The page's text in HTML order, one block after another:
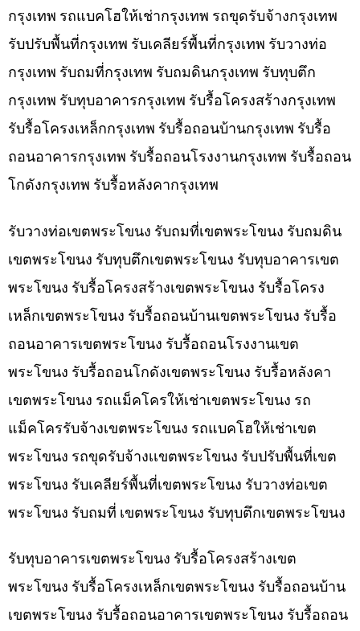
กรุงเทพ รถแบคโฮให้เช่ากรุงเทพ รถขุดรับจ้างกรุงเทพ
รับปรับพื้นที่กรุงเทพ รับเคลียร์พื้นที่กรุงเทพ รับวางท่อ
กรุงเทพ รับถมที่กรุงเทพ รับถมดินกรุงเทพ รับทุบตึก
กรุงเทพ รับทุบอาคารกรุงเทพ รับรื้อโครงสร้างกรุงเทพ
รับรื้อโครงเหล็กกรุงเทพ รับรื้อถอนบ้านกรุงเทพ รับรื้อ
ถอนอาคารกรุงเทพ รับรื้อถอนโรงงานกรุงเทพ รับรื้อถอน
โกดังกรุงเทพ รับรื้อหลังคากรุงเทพ
รับวางท่อเขตพระโขนง รับถมที่เขตพระโขนง รับถมดิน
เขตพระโขนง รับทุบตึกเขตพระโขนง รับทุบอาคารเขต
พระโขนง รับรื้อโครงสร้างเขตพระโขนง รับรื้อโครง
เหล็กเขตพระโขนง รับรื้อถอนบ้านเขตพระโขนง รับรื้อ
ถอนอาคารเขตพระโขนง รับรื้อถอนโรงงานเขต
พระโขนง รับรื้อถอนโกดังเขตพระโขนง รับรื้อหลังคา
เขตพระโขนง รถแม็คโครให้เช่าเขตพระโขนง รถ
แม็คโครรับจ้างเขตพระโขนง รถแบคโฮให้เช่าเขต
พระโขนง รถขุดรับจ้างเเขตพระโขนง รับปรับพื้นที่เขต
พระโขนง รับเคลียร์พื้นที่เขตพระโขนง รับวางท่อเขต
พระโขนง รับถมที่ เขตพระโขนง รับทุบตึกเขตพระโขนง
รับทุบอาคารเขตพระโขนง รับรื้อโครงสร้างเขต
พระโขนง รับรื้อโครงเหล็กเขตพระโขนง รับรื้อถอนบ้าน
เขตพระโขนง รับรื้อถอนอาคารเขตพระโขนง รับรื้อถอน